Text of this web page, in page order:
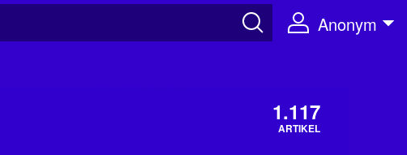
Anonym
1.117
ARTIKEL